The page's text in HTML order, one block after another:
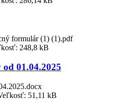
formulár (1) (1).pdf
248,8 kB
01.04.2025
51,11 kB